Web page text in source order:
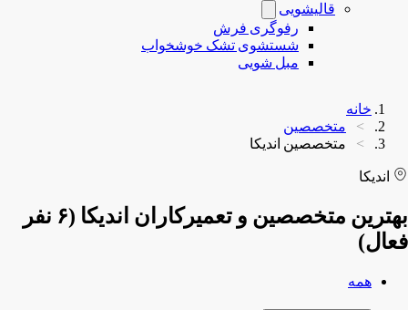
قالیشویی
رفوگری فرش
شستشوی تشک خوشخواب
مبل شویی
خانه
متخصصین
متخصصین اندیکا
اندیکا
بهترین متخصصین و تعمیرکاران اندیکا (۶ نفر
فعال)
همه